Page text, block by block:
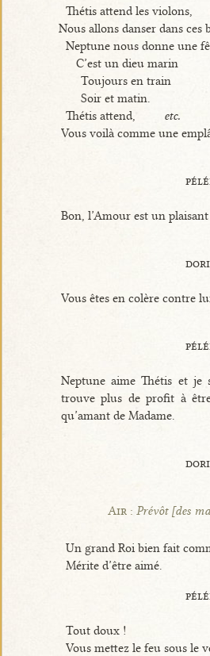
Thétis attend les violons,
Nous allons danser dans ces
Neptune nous donne une
C’est un dieu marin
Toujours en train
Soir et matin.
Thétis attend,
etc.
Vous voilà comme une
Bon, l’Amour est un
Vous êtes en colère contre
Neptune aime Thétis et
trouve plus de profit à
qu’amant de Madame.
Air : Prévôt [des
Un grand Roi bien fait
Mérite d’être aimé.
Tout doux !
Vous mettez le feu sous le